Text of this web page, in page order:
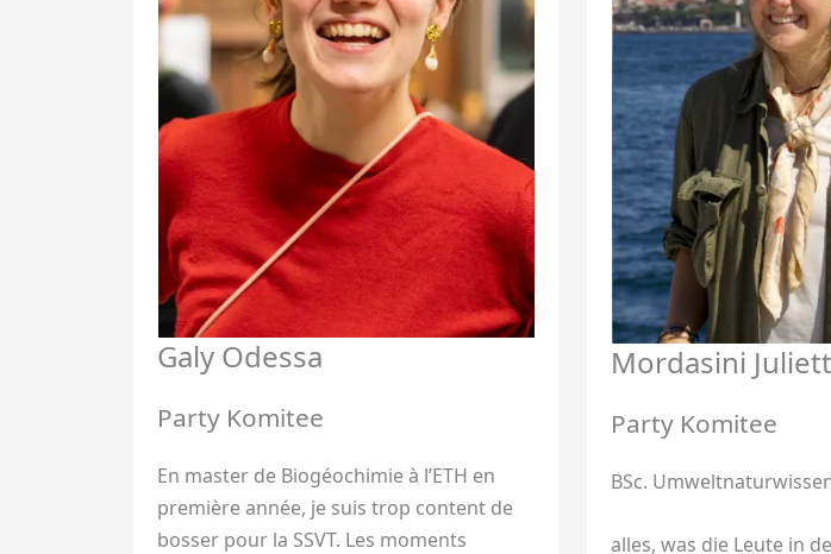
Galy Odessa
Party Komitee
En master de Biogéochimie à l’ETH en
première année, je suis trop content de
bosser pour la SSVT. Les moments
Mordasini
Party Komitee
BSc.
alles, was die Leute in